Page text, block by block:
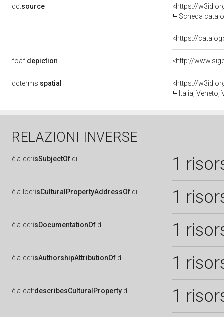
dc:source
<https://
Scheda
<https://
foaf:depiction
dcterms:spatial
<https://
Italia, Veneto,
RELAZIONI INVERSE
è a-cd:isSubjectOf di 1
è a-loc:isCulturalPropertyAddressOf di 1
è a-cd:isDocumentationOf di 1
è a-cd:isAuthorshipAttributionOf di 1
è a-cat:describesCulturalProperty di 1